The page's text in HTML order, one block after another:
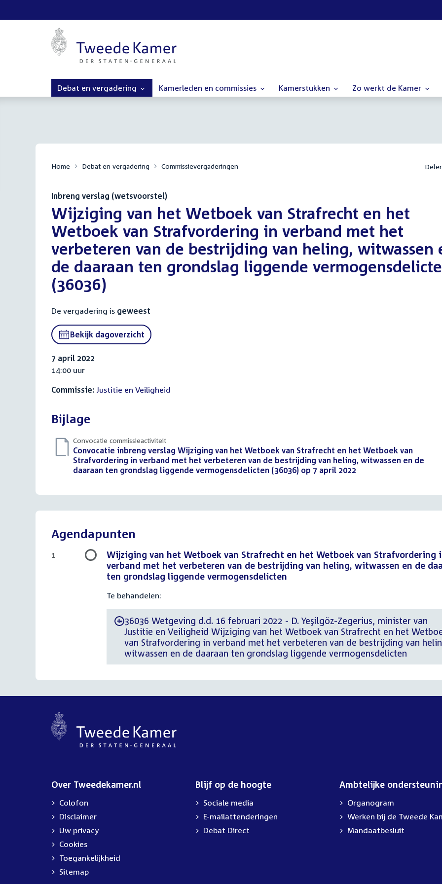
Debat en vergadering Kamerleden en commissies Kamerstukken Zo werkt de Kamer
Home Debat en vergadering Commissievergaderingen
Inbreng verslag (wetsvoorstel)
:Wijziging van het Wetboek van Strafrecht en het
Wetboek van Strafvordering in verband met het
verbeteren van de bestrijding van heling, witwassen
de daaraan ten grondslag liggende
(36036)
De vergadering is geweest
Bekijk dagoverzicht
7 april 2022
14:00 uur
Commissie: Justitie en Veiligheid
Bijlage
Convocatie commissieactiviteit
Download
bestand:
Convocatie inbreng verslag Wijziging van het Wetboek van Strafrecht en het Wetboek van
Strafvordering in verband met het verbeteren van de bestrijding van heling, witwassen en de
daaraan ten grondslag liggende vermogensdelicten (36036) op 7 april 2022
Agendapunten
Wijziging van het Wetboek van Strafrecht en het Wetboek van Strafvordering
verband met het verbeteren van de bestrijding van heling, witwassen en de
ten grondslag liggende vermogensdelicten
Te behandelen:
-36036 Wetgeving d.d. 16 februari 2022 - D. Yeşilgöz-Zegerius, minister van
Justitie en Veiligheid Wijziging van het Wetboek van Strafrecht en het
van Strafvordering in verband met het verbeteren van de bestrijding van
witwassen en de daaraan ten grondslag liggende vermogensdelicten
1
Over Tweedekamer.nl
Colofon
Disclaimer
Uw privacy
Cookies
Toegankelijkheid
Sitemap
Blijf op de hoogte
Sociale media
E-mailattenderingen
Debat Direct
Ambtelijke
Organogram
External
link:
Werken bij de Tweede
Mandaatbesluit